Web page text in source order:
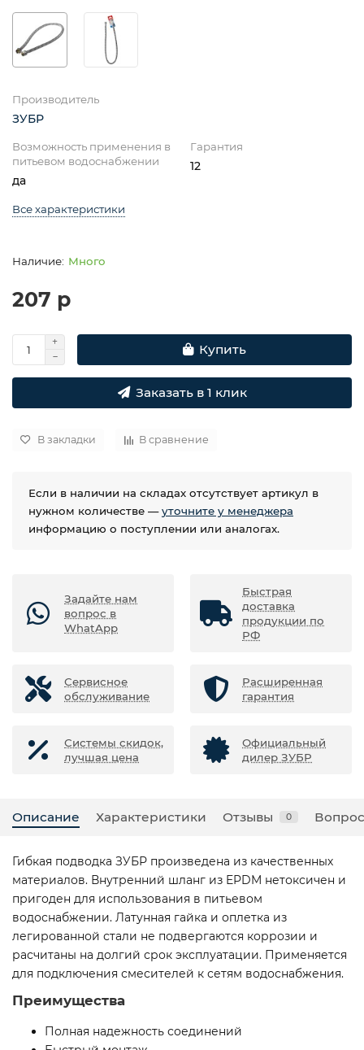
Производитель
ЗУБР
Возможность применения в
питьевом водоснабжении
да
Гарантия
12
Все характеристики
Много
207 р
Купить
Заказать в 1 клик
В закладки В сравнение
Если в наличии на складах отсутствует артикул в
нужном количестве —уточните у менеджера
информацию о поступлении или аналогах.
Задайте нам
вопрос в
WhatApp
Быстрая
доставка
продукции по
РФ
Сервисное
обслуживание
Расширенная
гарантия
Системы скидок,
лучшая цена
Официальный
дилер ЗУБР
Описание Характеристики Отзывы 0
Гибкая подводка ЗУБР произведена из качественных
материалов. Внутренний шланг из EPDM нетоксичен и
пригоден для использования в питьевом
водоснабжении. Латунная гайка и оплетка из
легированной стали не подвергаются коррозии и
расчитаны на долгий срок эксплуатации. Применяется
для подключения смесителей к сетям водоснабжения.
Преимущества
Полная надежность соединений